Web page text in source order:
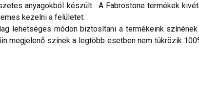
anyagokból készült. A Fabrostone termékek
kezelni a felületet.
lehetséges módon biztosítani a termékeink
megjelenő színek a legtöbb esetben nem tükrözik